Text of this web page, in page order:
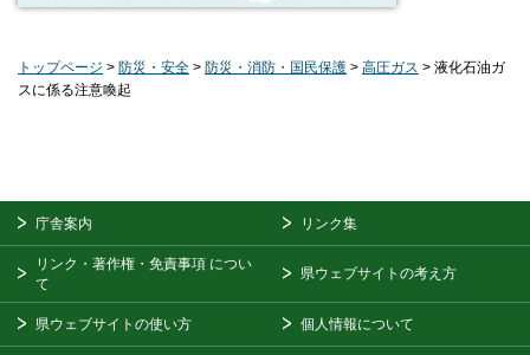
トップページ > 防災・安全 > 防災・消防・国民保護 > 高圧ガス > 液化石油ガ
スに係る注意喚起
庁舎案内 リンク集
リンク・著作権・免責事項 につい
て
県ウェブサイトの考え方
県ウェブサイトの使い方 個人情報について